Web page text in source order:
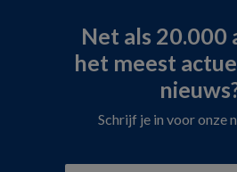
Net als 20.000
het meest
Schrijf je in voor onze